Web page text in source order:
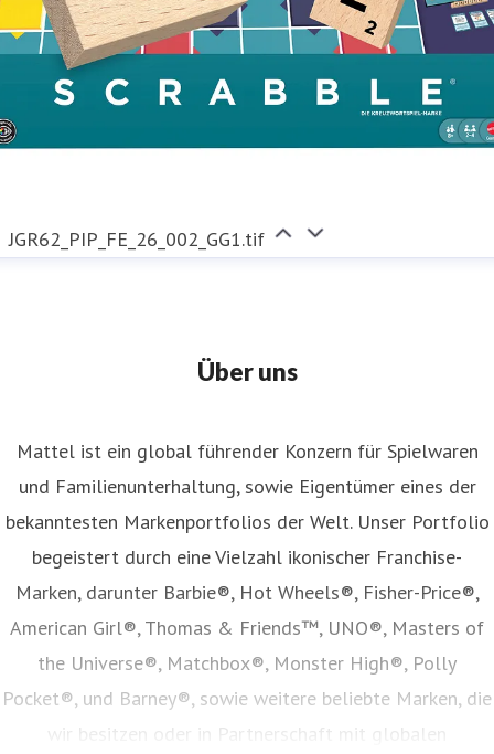
JGR62_PIP_FE_26_002_GG1.tif
Über uns
Mattel ist ein global führender Konzern für Spielwaren
und Familienunterhaltung, sowie Eigentümer eines der
bekanntesten Markenportfolios der Welt. Unser Portfolio
begeistert durch eine Vielzahl ikonischer Franchise-
Marken, darunter Barbie®, Hot Wheels®, Fisher-Price®,
American Girl®, Thomas & Friends™, UNO®, Masters of
the Universe®, Matchbox®, Monster High®, Polly
Pocket®, und Barney®, sowie weitere beliebte Marken, die
wir besitzen oder in Partnerschaft mit globalen